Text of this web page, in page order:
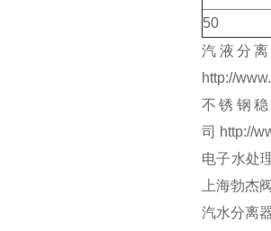
50
汽液分
http://
不锈钢
司 http://
电子水处
上海勃杰
汽水分离